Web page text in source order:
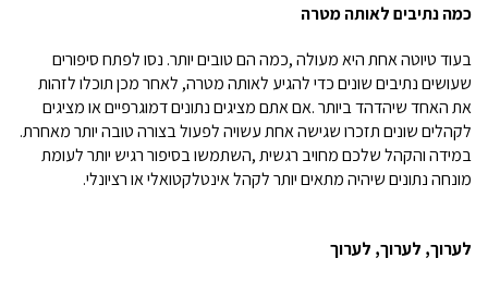
כמה נתיבים לאותה מטרה
בעוד טיוטה אחת היא מעולה,כמה הם טובים יותר. נסו לפתח סיפורים
שעושים נתיבים שונים כדי להגיע לאותה מטרה, לאחר מכן תוכלו לזהות
את האחד שיהדהד ביותר.אם אתם מציגים נתונים דמוגרפיים או מציגים
לקהלים שונים תזכרו שגישה אחת עשויה לפעול בצורה טובה יותר מאחרת.
במידה והקהל שלכם מחויב רגשית,השתמשו בסיפור רגיש יותר לעומת
מונחה נתונים שיהיה מתאים יותר לקהל אינטלקטואלי או רציונלי.
לערוך, לערוך, לערוך